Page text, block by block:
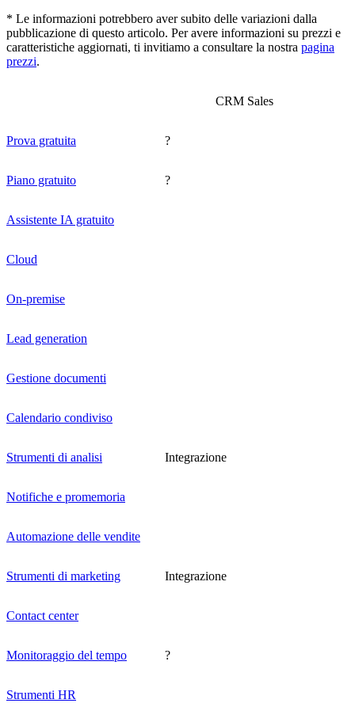
* Le informazioni potrebbero aver subito delle variazioni dalla
pubblicazione di questo articolo. Per avere informazioni su prezzi e
caratteristiche aggiornati, ti invitiamo a consultare la nostra pagina
prezzi.
CRM Sales
Prova gratuita ?
Piano gratuito ?
Assistente IA gratuito
Cloud
On-premise
Lead generation
Gestione documenti
Calendario condiviso
Strumenti di analisi Integrazione
Notifiche e promemoria
Automazione delle vendite
Strumenti di marketing Integrazione
Contact center
Monitoraggio del tempo ?
Strumenti HR